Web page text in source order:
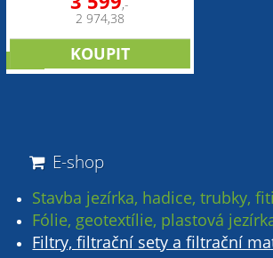
,-
2 974,38
E-shop
Stavba jezírka, hadice, trubky,
Fólie, geotextílie, plastová
Filtry, filtrační sety a filtrační